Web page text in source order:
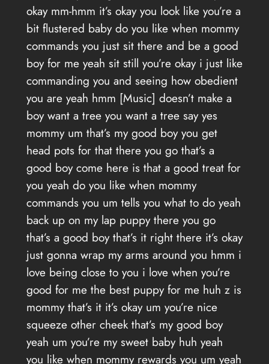
okay mm-hmm it’s okay you look like you’re a
bit flustered baby do you like when mommy
commands you just sit there and be a good
boy for me yeah sit still you’re okay i just like
commanding you and seeing how obedient
you are yeah hmm [Music] doesn’t make a
boy want a tree you want a tree say yes
mommy um that’s my good boy you get
head pots for that there you go that’s a
good boy come here is that a good treat for
you yeah do you like when mommy
commands you um tells you what to do yeah
back up on my lap puppy there you go
that’s a good boy that’s it right there it’s okay
just gonna wrap my arms around you hmm i
love being close to you i love when you’re
good for me the best puppy for me huh z is
mommy that’s it it’s okay um you’re nice
squeeze other cheek that’s my good boy
yeah um you’re my sweet baby huh yeah
you like when mommy rewards you um yeah